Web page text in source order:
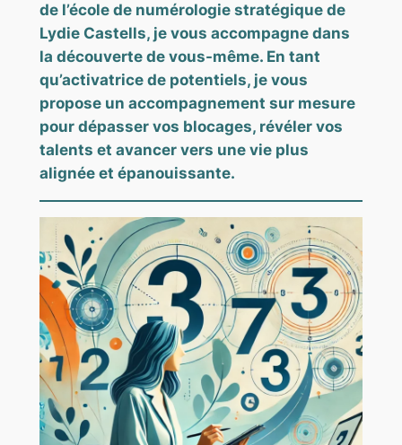
de l’école de numérologie stratégique de
Lydie Castells, je vous accompagne dans
la découverte de vous-même. En tant
qu’activatrice de potentiels, je vous
propose un accompagnement sur mesure
pour dépasser vos blocages, révéler vos
talents et avancer vers une vie plus
alignée et épanouissante.